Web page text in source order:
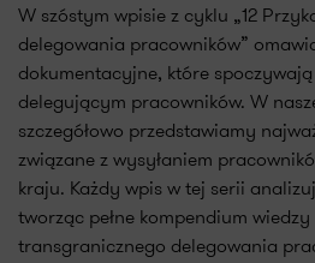
W szóstym wpisie z cyklu „12
delegowania pracowników”
dokumentacyjne, które
delegującym pracowników. W
szczegółowo przedstawiamy
związane z wysyłaniem
kraju. Każdy wpis w tej serii
tworząc pełne kompendium
transgranicznego delegowania